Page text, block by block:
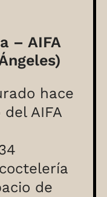
– AIFA
hace
AIFA
de